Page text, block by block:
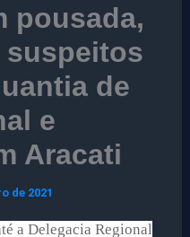
pousada,
suspeitos
de
e
Aracati
de 2021
a Delegacia Regional